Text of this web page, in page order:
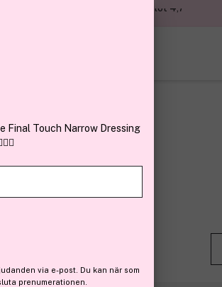
✓ Över 1,5 miljon kunder – Trustpilot 4,7
DN2 3,76 g
Final Touch Narrow Dressing
via e-post. Du kan när som
prenumerationen.